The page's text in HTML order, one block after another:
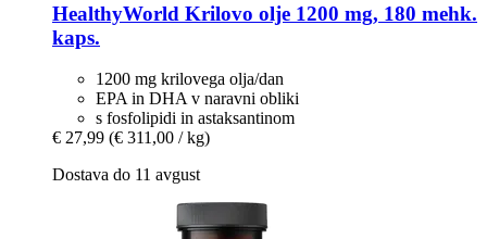
HealthyWorld Krilovo olje 1200 mg, 180 mehk.
kaps.
1200 mg krilovega olja/dan
EPA in DHA v naravni obliki
s fosfolipidi in astaksantinom
€ 27,99 (€ 311,00 / kg)
Dostava do 11 avgust